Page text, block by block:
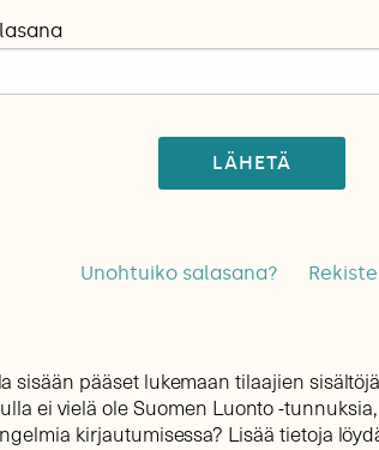
LÄHETÄ
Unohtuiko salasana?
sisään pääset lukemaan tilaajien
ei vielä ole Suomen Luonto -tunnuksia,
kirjautumisessa? Lisää tietoja